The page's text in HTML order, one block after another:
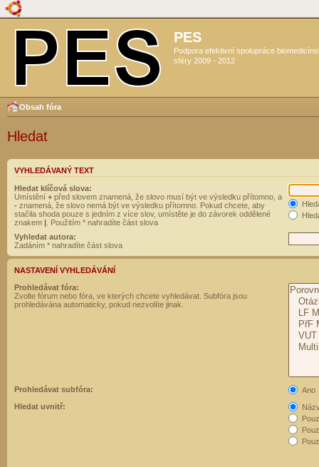
PES
Podpora efektivní spolupráce
sféry 2009 - 2012
Obsah fóra
Hledat
VYHLEDÁVANÝ TEXT
Hledat klíčová slova:
Umístění + před slovem znamená, že slovo musí být ve výsledku přítomno, a
- znamená, že slovo nemá být ve výsledku přítomno. Pokud chcete, aby
stačila shoda pouze s jedním z více slov, umístěte je do závorek oddělené
znakem | . Použitím * nahradíte část slova
Vyhledat autora:
Zadáním * nahradíte část slova
NASTAVENÍ VYHLEDÁVÁNÍ
Prohledávat fóra:
Zvolte fórum nebo fóra, ve kterých chcete vyhledávat. Subfóra jsou
prohledávána automaticky, pokud nezvolíte jinak.
Prohledávat subfóra:
Ano
Hledat uvnitř: